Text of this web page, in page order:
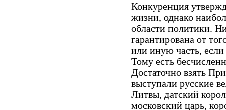
Конкуренция
жизни, однако
области политики.
гарантирована от
или иную часть, если
Тому есть
Достаточно взять
выступали русские
Литвы, датский
московский царь,